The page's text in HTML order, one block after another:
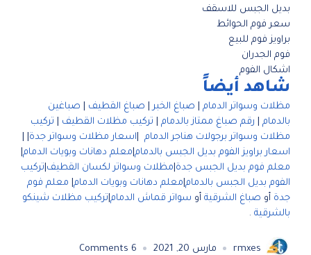
بديل الجبس للاسقف
سعر فوم الحوائط
براويز فوم للبيع
فوم الجدران
اشكال الفوم
شاهد أيضاً
مظلات وسواتر الدمام صباغ الخبر صباغ القطيف
صباغين
بالدمام
رقم صباغ ممتاز بالدمام تركيب مظلات القطيف
تركيب
مظلات وسواتر برجولات هناجر الدمام
اسعار مظلات وسواتر جدة
اسعار براويز الفوم بديل الجبس بالدمام معلم دهانات وبويات الدمام
معلم فوم بديل الجبس جدة مظلات وسواتر لكسان القطيف تركيب
الفوم بديل الجبس بالدمام معلم دهانات وبويات الدمام معلم فوم
جدة أو صباغ الشرقية أو سواتر قماش الدمام تركيب مظلات شينكو
بالشرقية .
rmxes مارس 20, 2021 6